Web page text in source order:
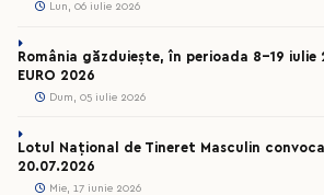
Lun, 06 iulie 2026
România găzduiește, în perioada 8-19 iulie
EURO 2026
Dum, 05 iulie 2026
Lotul Național de Tineret Masculin
20.07.2026
Mie, 17 iunie 2026